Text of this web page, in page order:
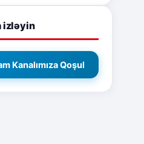
izləyin
Kanalımıza Qoşul